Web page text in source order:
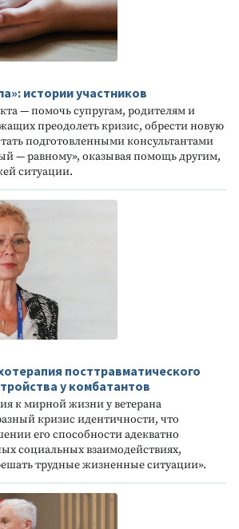
истории участников
— помочь супругам, родителям и
преодолеть кризис, обрести новую
подготовленными консультантами
— равному», оказывая помощь другим,
ситуации.
посттравматического
у комбатантов
к мирной жизни у ветерана
кризис идентичности, что
его способности адекватно
социальных взаимодействиях,
трудные жизненные ситуации».